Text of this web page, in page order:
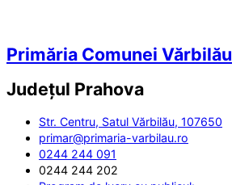
Primăria Comunei Vărbilău
Județul Prahova
Str. Centru, Satul Vărbilău, 107650
primar@primaria-varbilau.ro
0244 244 091
0244 244 202